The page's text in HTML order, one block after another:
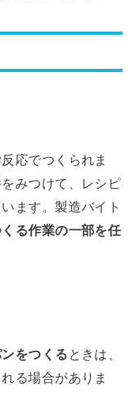
応でつくられま
みつけて、レシピ
ます。製造バイト
る作業の一部を任
をつくる ときは、
る場合がありま